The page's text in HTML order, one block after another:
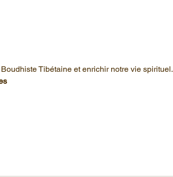
Tibétaine et enrichir notre vie spirituel.